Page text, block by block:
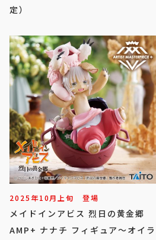
定）
2025年10月上旬 登場
メイドインアビス 烈日の黄金郷
AMP+ ナナチ フィギュア～オイラ